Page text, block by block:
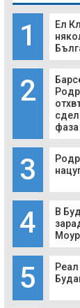
1
Ел
2
фаза
3
4
В
5